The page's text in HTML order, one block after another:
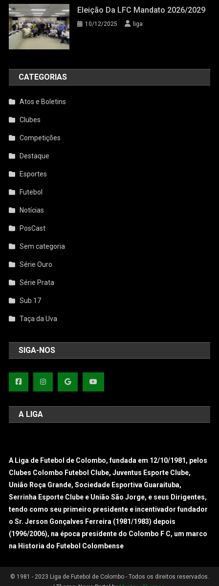
Eleição Da LFC Mandato 2026/2029
10/12/2025 liga
CATEGORIAS
Atos e Boletins
Clubes
Competições
Destaque
Esportes
Futebol
Notícias
PosCast
Sem categoria
Série Ouro
Série Prata
Sub 17
Taça da Uva
SIGA-NOS
A LIGA
A Liga de Futebol de Colombo, fundada em 12/10/1981, pelos
Clubes Colombo Futebol Clube, Juventus Esporte Clube,
União Roça Grande, Sociedade Esportiva Guaraituba,
Serrinha Esporte Clube e União São Jorge, e seus Dirigentes,
tendo como seu primeiro presidente e incentivador fundador
o Sr. Jerson Gonçalves Ferreira (1981/1983) depois
(1996/2006), na época presidente do Colombo F C, um marco
na Historia do Futebol Colombense
© 1981 - 2023 Liga de Futebol de Colombo - Todos os direitos reservados.